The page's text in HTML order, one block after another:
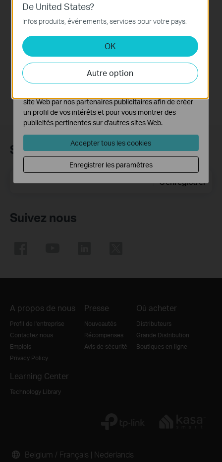
How to Set Up Your
Outdoor Pan/Tilt
Camera via
Bluetooth
Subscription
S'enregistrer
Suivez nous
A propos de nous
Profil de l'entreprise
Contactez nous
Emplois
Privacy Policy
Presse
Nouveautés
Récompenses
Avis de sécurité
Où acheter
Distributeurs
Grande Distribution
Boutiques en ligne
Learning Center
Technology Library
Belgium / Français | Nederlands
De United States?
Infos produits, événements, services pour votre pays.
OK
Autre option
Ces cookies sont nécessaires au fonctionnement du
site Web et ne peuvent pas être désactivés dans vos
systèmes.
Cookies d'analyse et marketing
Les cookies d'analyse nous permettent d'analyser vos
activités sur notre site Web pour améliorer et ajuster les
fonctionnalités de notre site Web.
site Web par nos partenaires publicitaires afin de créer
un profil de vos intérêts et pour vous montrer des
publicités pertinentes sur d'autres sites Web.
Accepter tous les cookies
Enregistrer les paramètres